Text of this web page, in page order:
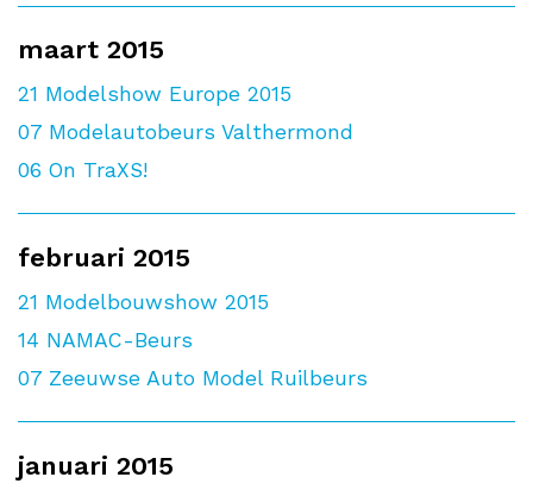
maart 2015
21 Modelshow Europe 2015
07 Modelautobeurs Valthermond
06 On TraXS!
februari 2015
21 Modelbouwshow 2015
14 NAMAC-Beurs
07 Zeeuwse Auto Model Ruilbeurs
januari 2015